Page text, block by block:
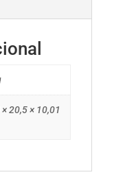
20,5 × 10,01